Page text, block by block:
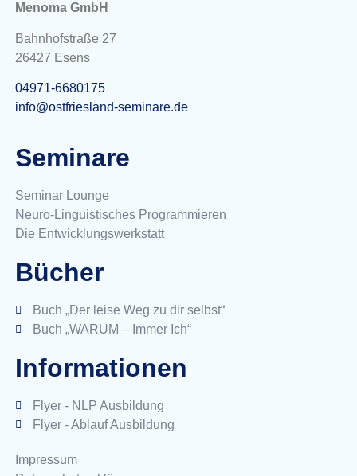
Menoma GmbH
Bahnhofstraße 27
26427 Esens
04971-6680175
info@ostfriesland-seminare.de
Seminare
Seminar Lounge
Neuro-Linguistisches Programmieren
Die Entwicklungswerkstatt
Bücher
Buch „Der leise Weg zu dir selbst“
Buch „WARUM – Immer Ich“
Informationen
Flyer - NLP Ausbildung
Flyer - Ablauf Ausbildung
Impressum